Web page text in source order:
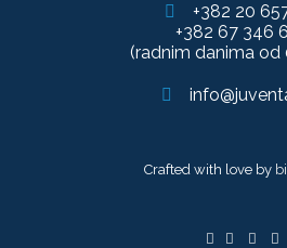
+382 20
+382 67 346
(radnim danima od
Crafted with love by